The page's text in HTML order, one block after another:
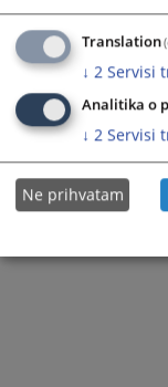
Translation
↓ 2 Servisi
Analitika o
↓ 2 Servisi
Ne prihvatam